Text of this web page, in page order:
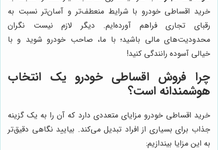
خرید اقساطی خودرو با شرایط منعطف‌تر و آسان‌تر نسبت به
رقبای تجاری فراهم آورده‌ایم. دیگر لازم نیست نگران
محدودیت‌های مالی باشید؛ با ما، صاحب خودرو شوید و با
خیالی آسوده رانندگی کنید!
چرا فروش اقساطی خودرو یک انتخاب
هوشمندانه است؟
خرید اقساطی خودرو مزایای متعددی دارد که آن را به یک گزینه
جذاب برای بسیاری از افراد تبدیل می‌کند. بیایید نگاهی دقیق‌تر
به این مزایا بیندازیم: